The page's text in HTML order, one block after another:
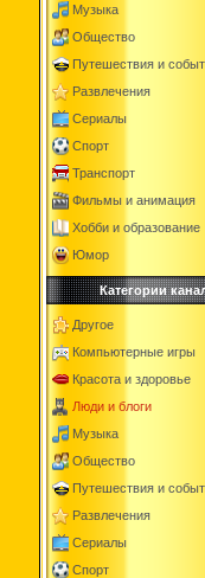
Музыка
Общество
Путешествия и
Развлечения
Сериалы
Спорт
Транспорт
Фильмы и анимация
Хобби и образование
Юмор
Категории
Другое
Компьютерные игры
Красота и здоровье
Люди и блоги
Музыка
Общество
Путешествия и
Развлечения
Сериалы
Спорт